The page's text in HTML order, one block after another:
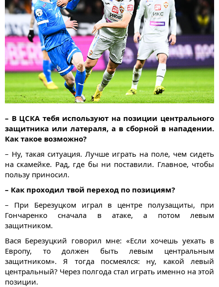
– В ЦСКА тебя используют на позиции центрального
защитника или латераля, а в сборной в нападении.
Как такое возможно?
– Ну, такая ситуация. Лучше играть на поле, чем сидеть
на скамейке. Рад, где бы ни поставили. Главное, чтобы
пользу приносил.
– Как проходил твой переход по позициям?
– При Березуцком играл в центре полузащиты, при
Гончаренко сначала в атаке, а потом левым
защитником.
Вася Березуцкий говорил мне: «Если хочешь уехать в
Европу, то должен быть левым центральным
защитником». Я тогда посмеялся: ну, какой левый
центральный? Через полгода стал играть именно на этой
позиции.